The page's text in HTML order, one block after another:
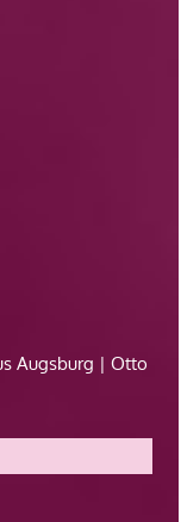
Augsburg | Otto